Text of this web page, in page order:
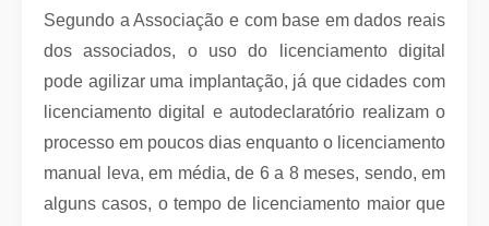
Segundo a Associação e com base em dados reais
dos associados, o uso do licenciamento digital
pode agilizar uma implantação, já que cidades com
licenciamento digital e autodeclaratório realizam o
processo em poucos dias enquanto o licenciamento
manual leva, em média, de 6 a 8 meses, sendo, em
alguns casos, o tempo de licenciamento maior que